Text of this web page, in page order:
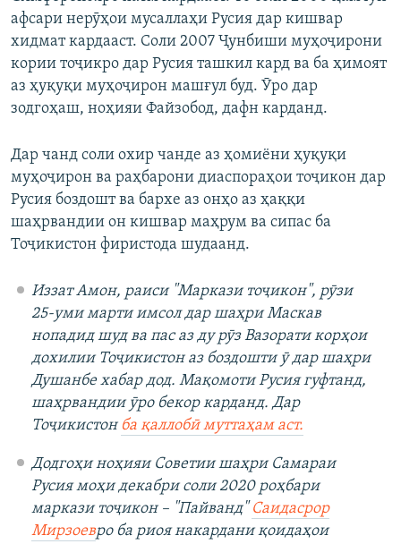
афсари нерӯҳои мусаллаҳи Русия дар кишвар
хидмат кардааст. Соли 2007 Ҷунбиши муҳоҷирони
кории тоҷикро дар Русия ташкил кард ва ба ҳимоят
аз ҳуқуқи муҳоҷирон машғул буд. Ӯро дар
зодгоҳаш, ноҳияи Файзобод, дафн карданд.
Дар чанд соли охир чанде аз ҳомиёни ҳуқуқи
муҳоҷирон ва раҳбарони диаспораҳои тоҷикон дар
Русия боздошт ва бархе аз онҳо аз ҳаққи
шаҳрвандии он кишвар маҳрум ва сипас ба
Тоҷикистон фиристода шудаанд.
Иззат Амон, раиси "Маркази тоҷикон", рӯзи
25-уми марти имсол дар шаҳри Маскав
нопадид шуд ва пас аз ду рӯз Вазорати корҳои
дохилии Тоҷикистон аз боздошти ӯ дар шаҳри
Душанбе хабар дод. Мақомоти Русия гуфтанд,
шаҳрвандии ӯро бекор карданд. Дар
Тоҷикистон ба қаллобӣ муттаҳам аст.
Додгоҳи ноҳияи Советии шаҳри Самараи
Русия моҳи декабри соли 2020 роҳбари
маркази тоҷикон – "Пайванд" Саидасрор
Мирзоевро ба риоя накардани қоидаҳои